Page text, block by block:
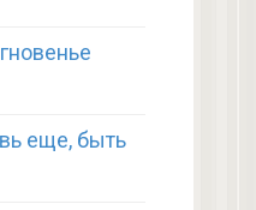
еще, быть